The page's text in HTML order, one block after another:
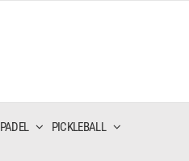
PADEL PICKLEBALL